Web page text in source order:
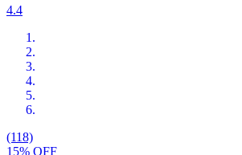
4.4
(118)
15% OFF